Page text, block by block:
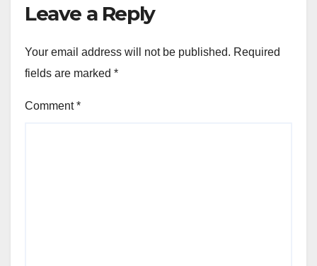
Leave a Reply
Your email address will not be published. Required
fields are marked *
Comment*